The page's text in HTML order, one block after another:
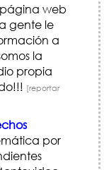
web
gente le
a
la
propia
[reportar
por